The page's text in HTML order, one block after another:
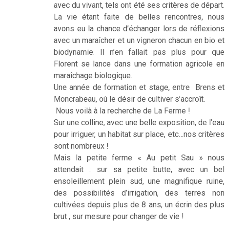
avec du vivant, tels ont été ses critères de départ.
La vie étant faite de belles rencontres, nous
avons eu la chance d’échanger lors de réflexions
avec un maraîcher et un vigneron chacun en bio et
biodynamie. Il n’en fallait pas plus pour que
Florent se lance dans une formation agricole en
maraîchage biologique.
Une année de formation et stage, entre Brens et
Moncrabeau, où le désir de cultiver s’accroît.
Nous voilà à la recherche de La Ferme !
Sur une colline, avec une belle exposition, de l’eau
pour irriguer, un habitat sur place, etc…nos critères
sont nombreux !
Mais la petite ferme « Au petit Sau » nous
attendait : sur sa petite butte, avec un bel
ensoleillement plein sud, une magnifique ruine,
des possibilités d’irrigation, des terres non
cultivées depuis plus de 8 ans, un écrin des plus
brut , sur mesure pour changer de vie !